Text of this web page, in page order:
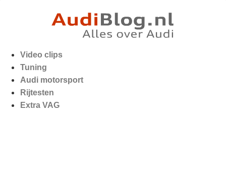
Video clips
Tuning
Audi motorsport
Rijtesten
Extra VAG